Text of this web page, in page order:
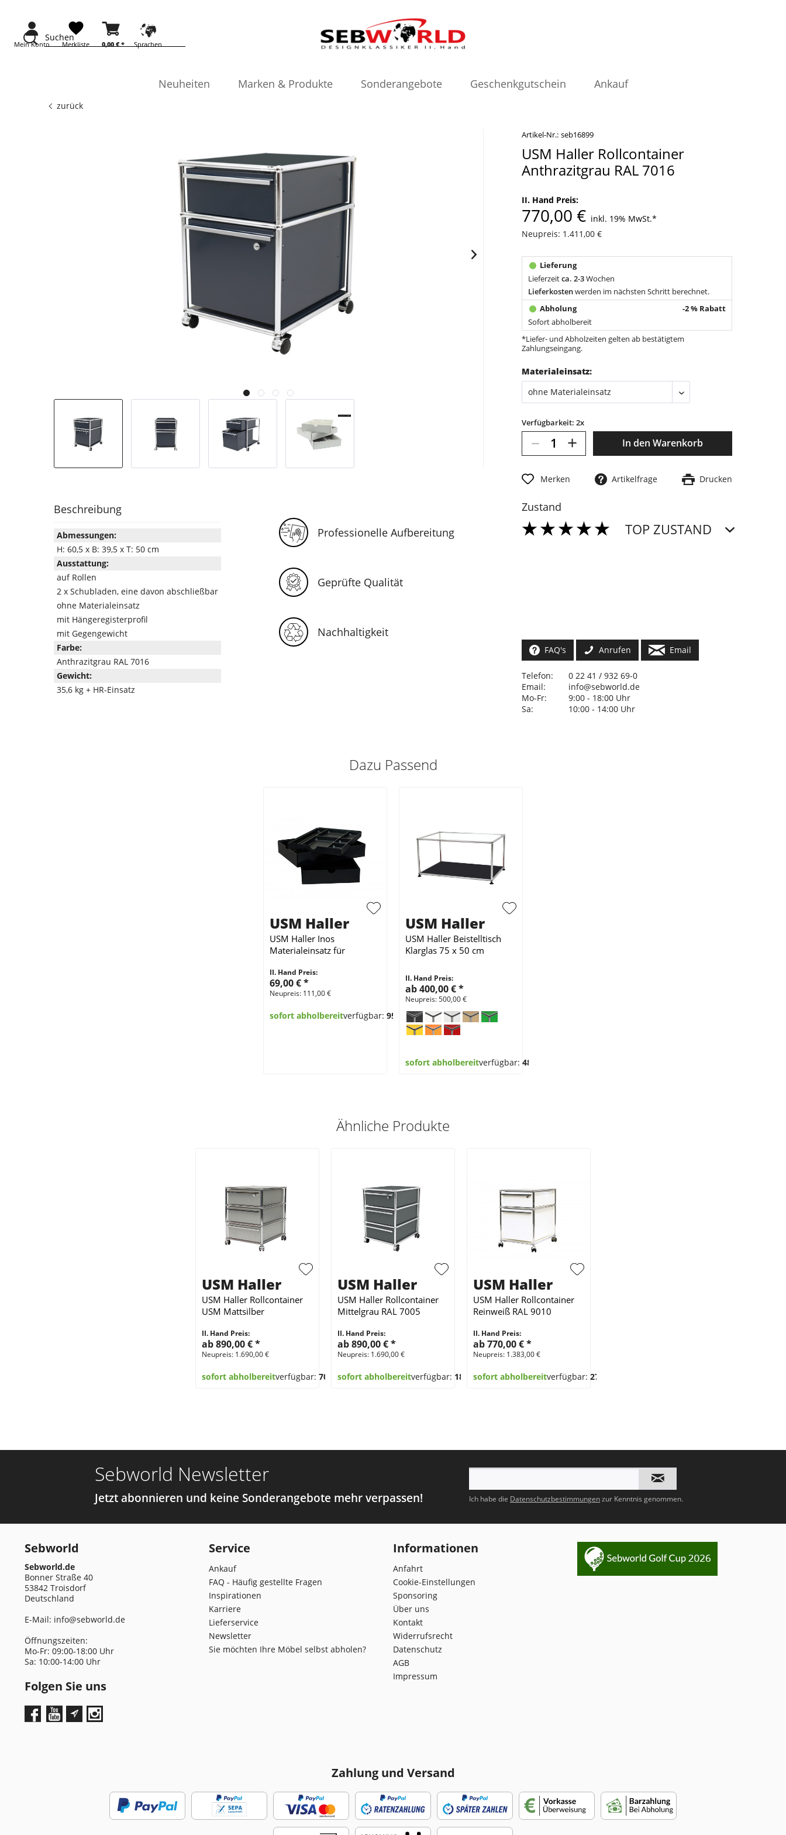
Suchen
Mein Konto 0,00 €*
Merkliste Sprachen
Neuheiten Marken & Produkte Sonderangebote Geschenkgutschein Ankauf
zurück
Artikel-Nr.: seb16899
USM Haller Rollcontainer
Anthrazitgrau RAL 7016
II. Hand Preis:
770,00 € inkl. 19% MwSt.*
Neupreis: 1.411,00 €
Lieferzeitca. 2-3Wochen
Lieferkostenwerden im nächsten Schritt berechnet.
-2 % Rabatt
Sofort abholbereit
*Liefer- und Abholzeiten gelten ab bestätigtem
Zahlungseingang.
Materialeinsatz:
Verfügbarkeit: 2x
– + In den Warenkorb
Merken Artikelfrage Drucken
Zustand
TOP ZUSTAND
Beschreibung
Abmessungen:
H: 60,5 x B: 39,5 x T: 50 cm
Ausstattung:
auf Rollen
2 x Schubladen, eine davon abschließbar
ohne Materialeinsatz
mit Hängeregisterprofil
mit Gegengewicht
Farbe:
Anthrazitgrau RAL 7016
Gewicht:
35,6 kg + HR-Einsatz
Professionelle Aufbereitung
Geprüfte Qualität
Nachhaltigkeit
FAQ's Anrufen Email
Telefon:
0 22 41 / 932 69-0
Email:
info@sebworld.de
Mo-Fr:
9:00 - 18:00 Uhr
Sa:
10:00 - 14:00 Uhr
Dazu Passend
USM Haller
USM Haller Inos
Materialeinsatz für
Schwarz
II. Hand Preis:
69,00 €*
Neupreis: 111,00 €
sofort abholbereitverfügbar: 95
USM Haller
USM Haller Beistelltisch
Klarglas 75 x 50 cm
II. Hand Preis:
ab 400,00 €*
Neupreis: 500,00 €
sofort abholbereitverfügbar: 48
Ähnliche Produkte
USM Haller
USM Haller Rollcontainer
USM Mattsilber
II. Hand Preis:
ab 890,00 €*
Neupreis: 1.690,00 €
sofort abholbereitverfügbar: 70
USM Haller
USM Haller Rollcontainer
Mittelgrau RAL 7005
II. Hand Preis:
ab 890,00 €*
Neupreis: 1.690,00 €
sofort abholbereitverfügbar: 18
USM Haller
USM Haller Rollcontainer
Reinweiß RAL 9010
II. Hand Preis:
ab 770,00 €*
Neupreis: 1.383,00 €
sofort abholbereitverfügbar: 27
Sebworld Newsletter
Jetzt abonnieren und keine Sonderangebote mehr verpassen! Ich habe die Datenschutzbestimmungenzur Kenntnis genommen.
Sebworld
Sebworld.de
Bonner Straße 40
53842 Troisdorf
Deutschland
E-Mail: info@sebworld.de
Öffnungszeiten:
Mo-Fr: 09:00-18:00 Uhr
Sa: 10:00-14:00 Uhr
Folgen Sie uns
Service
Ankauf
FAQ - Häufig gestellte Fragen
Inspirationen
Karriere
Lieferservice
Newsletter
Sie möchten Ihre Möbel selbst abholen?
Informationen
Anfahrt
Cookie-Einstellungen
Sponsoring
Über uns
Kontakt
Widerrufsrecht
Datenschutz
AGB
Impressum
Zahlung und Versand